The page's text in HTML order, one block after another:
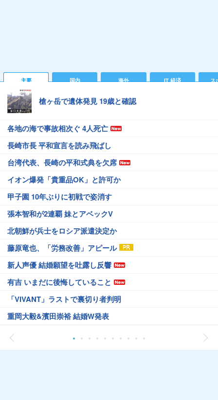
主要 国内 海外 IT 経済 ス
槍ヶ岳で遺体発見 19歳と確認
各地の海で事故相次ぐ 4人死亡
長崎市長 平和宣言を読み飛ばし
台湾代表、長崎の平和式典を欠席
イオン爆発「貴重品OK」と許可か
甲子園 10年ぶりに初戦で姿消す
張本智和が2連覇 妹とアベックV
北朝鮮が兵士をロシア派遣決定か
藤原竜也、「労務改善」アピール
新人声優 結婚願望を吐露し反響
有吉 いまだに後悔していること
「VIVANT」ラストで裏切り者判明
重岡大毅&濱田崇裕 結婚W発表